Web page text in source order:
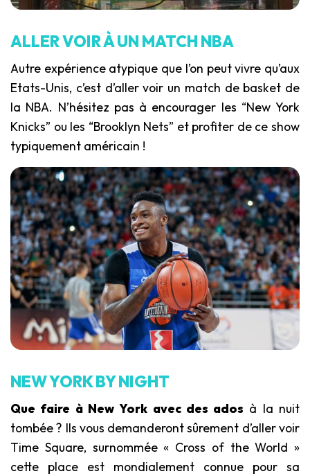
ALLER VOIR À UN MATCH NBA
Autre expérience atypique que l’on peut vivre qu’aux
Etats-Unis, c’est d’aller voir un match de basket de
la NBA. N’hésitez pas à encourager les “New York
Knicks” ou les “Brooklyn Nets” et profiter de ce show
typiquement américain !
NEW YORK BY NIGHT
Que faire à New York avec des ados à la nuit
tombée ? Ils vous demanderont sûrement d’aller voir
Time Square, surnommée « Cross of the World »
cette place est mondialement connue pour sa